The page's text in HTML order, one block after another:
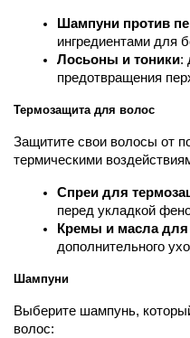
Шампуни против
ингредиентами для
Лосьоны и тоники:
предотвращения
Термозащита для волос
Защитите свои волосы от
термическими
Спреи для
перед укладкой
Кремы и масла
дополнительного
Шампуни
Выберите шампунь,
волос: